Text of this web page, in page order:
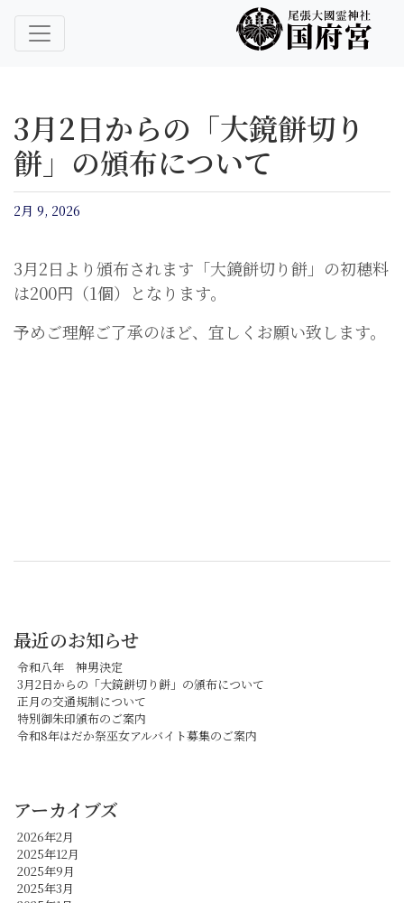
尾張大國霊神社 国府宮
尾張大國霊神社 国府宮｜ご祈祷 はだか祭
3月2日からの「大鏡餅切り
餅」の頒布について
2月 9, 2026
3月2日より頒布されます「大鏡餅切り餅」の初穂料
は200円（1個）となります。
予めご理解ご了承のほど、宜しくお願い致します。
最近のお知らせ
令和八年 神男決定
3月2日からの「大鏡餅切り餅」の頒布について
正月の交通規制について
特別御朱印頒布のご案内
令和8年はだか祭巫女アルバイト募集のご案内
アーカイブズ
2026年2月
2025年12月
2025年9月
2025年3月